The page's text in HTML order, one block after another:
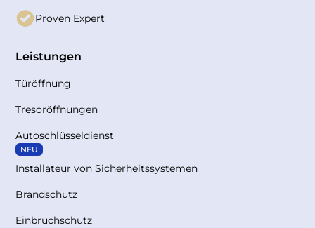
Proven Expert
Leistungen
Türöffnung
Tresoröffnungen
Autoschlüsseldienst
NEU
Installateur von Sicherheitssystemen
Brandschutz
Einbruchschutz